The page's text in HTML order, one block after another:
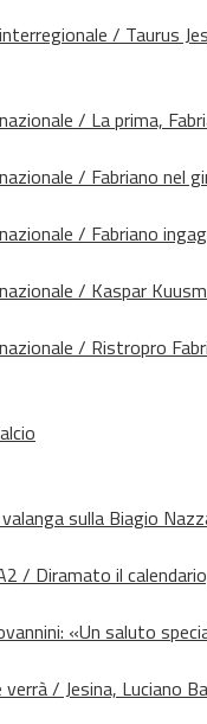
/ Taurus
/ La prima,
/ Fabriano nel
/ Fabriano
/ Kaspar
/ Ristropro
sulla Biagio
/ Diramato il
«Un saluto
verrà / Jesina, Luciano